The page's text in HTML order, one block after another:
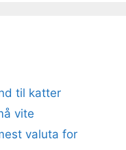
til katter
vite
valuta for